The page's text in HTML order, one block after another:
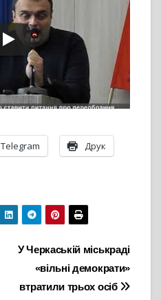
Telegram Друк
У Черкаській міськраді
«вільні демократи»
втратили трьох осіб